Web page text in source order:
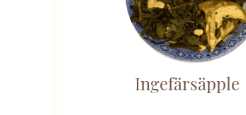
Ingefärsäpple